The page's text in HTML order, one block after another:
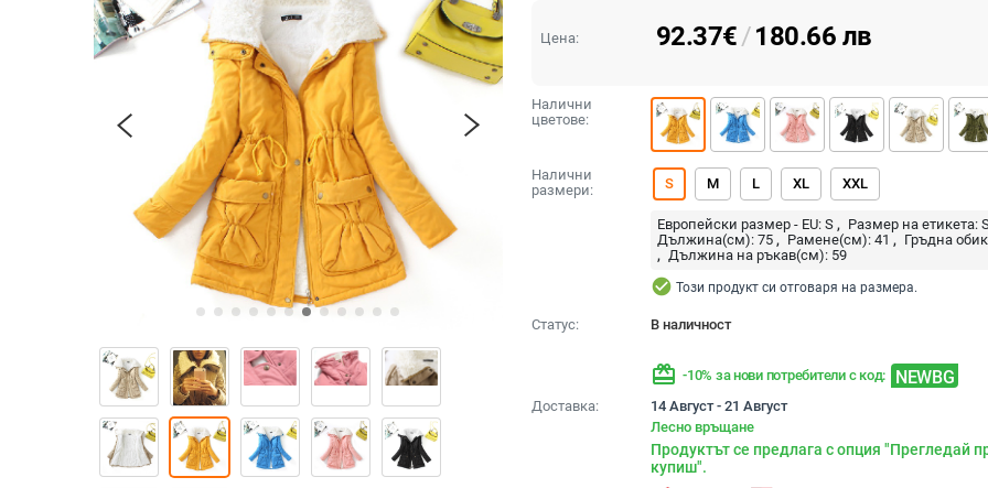
Цена: 92.37€/180.66 лв
Налични
цветове:
Налични
размери:
S M L XL XXL
Европейски размер - EU: S Размер на етикета:
Дължина(см): 75 Рамене(см): 41 Гръдна
Дължина на ръкав(см): 59
check_circle Този продукт си отговаря на размера.
Статус: В наличност
redeem -10% за нови потребители с код: NEWBG
Доставка:
14 Август - 21 Август
Лесно връщане
Продуктът се предлага с опция "Прегледай
купиш".